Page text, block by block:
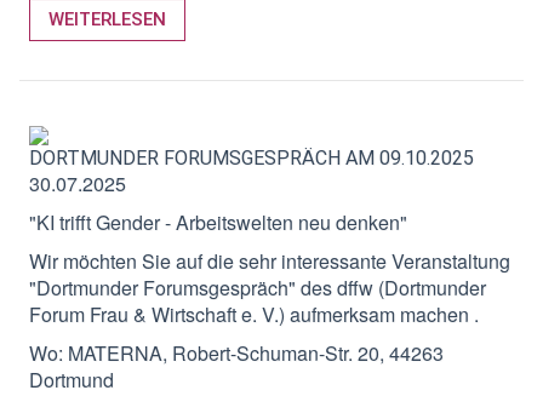
WEITERLESEN
DORTMUNDER FORUMSGESPRÄCH AM 09.10.2025
30.07.2025
"KI trifft Gender - Arbeitswelten neu denken"
Wir möchten Sie auf die sehr interessante Veranstaltung
"Dortmunder Forumsgespräch" desdffw (Dortmunder
Forum Frau & Wirtschaft e. V.) aufmerksam machen .
Wo: MATERNA, Robert-Schuman-Str. 20, 44263
Dortmund